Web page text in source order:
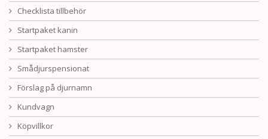
Checklista tillbehör
Startpaket kanin
Startpaket hamster
Smådjurspensionat
Förslag på djurnamn
Kundvagn
Köpvillkor